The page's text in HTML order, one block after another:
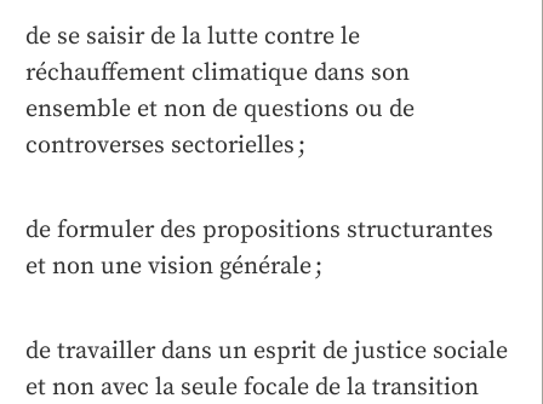
de se saisir de la lutte contre le
réchauffement climatique dans son
ensemble et non de questions ou de
controverses sectorielles ;
de formuler des propositions structurantes
et non une vision générale ;
de travailler dans un esprit de justice sociale
et non avec la seule focale de la transition